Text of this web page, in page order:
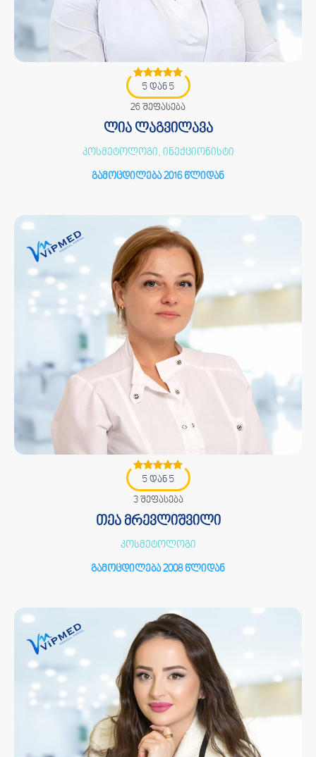
5 დან 5
26 შეფასება
ლია ლაგვილავა
კოსმეტოლოგი, ინექციონისტი
გამოცდილება 2016 წლიდან
5 დან 5
3 შეფასება
თეა მრევლიშვილი
კოსმეტოლოგი
გამოცდილება 2008 წლიდან